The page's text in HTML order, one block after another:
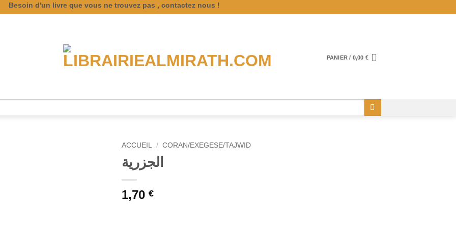
Besoin d'un livre que vous ne trouvez pas , contactez nous !
PANIER / 0,00 €
ACCUEIL / CORAN/EXEGESE/TAJWID
الجزرية
1,70 €